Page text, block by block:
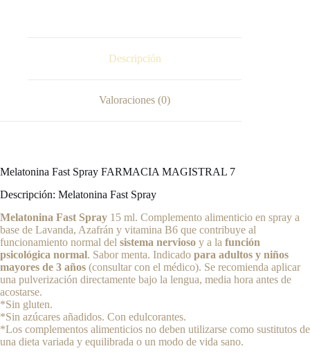
Descripción
Valoraciones (0)
Melatonina Fast Spray FARMACIA MAGISTRAL 7
Descripción: Melatonina Fast Spray
Melatonina Fast Spray 15 ml. Complemento alimenticio en spray a
base de Lavanda, Azafrán y vitamina B6 que contribuye al
funcionamiento normal del sistema nervioso y a la función
psicológica normal. Sabor menta. Indicado para adultos y niños
mayores de 3 años (consultar con el médico). Se recomienda aplicar
una pulverización directamente bajo la lengua, media hora antes de
acostarse.
*Sin gluten.
*Sin azúcares añadidos. Con edulcorantes.
*Los complementos alimenticios no deben utilizarse como sustitutos de
una dieta variada y equilibrada o un modo de vida sano.